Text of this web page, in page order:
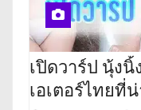
เปิดวาร์ป นุ้ง
เอเตอร์ไทยที่